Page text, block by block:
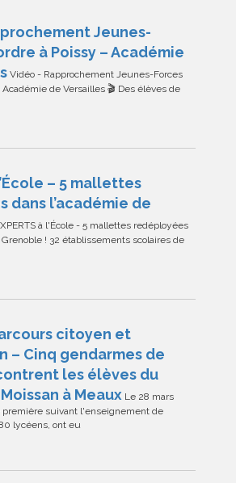
Jeunes-
à Poissy – Académie
Vidéo - Rapprochement Jeunes-Forces
de Versailles 🎬 Des élèves de
– 5 mallettes
dans l’académie de
à l'École - 5 mallettes redéployées
! 32 établissements scolaires de
citoyen et
– Cinq gendarmes de
les élèves du
à Meaux Le 28 mars
première suivant l'enseignement de
lycéens, ont eu